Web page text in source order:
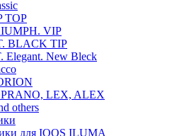
TOP
VIP
BLACK TIP
Elegant. New Bleck
LEX, ALEX
others
для IQOS ILUMA